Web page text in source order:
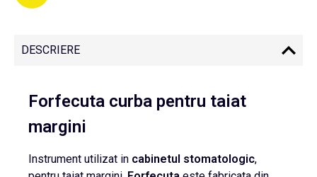
DESCRIERE
Forfecuta curba pentru taiat
margini
Instrument utilizat in cabinetul stomatologic,